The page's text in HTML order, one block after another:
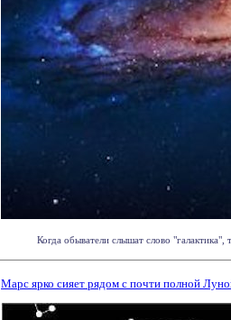
Когда обыватели слышат слово
Марс ярко сияет рядом с почти полной